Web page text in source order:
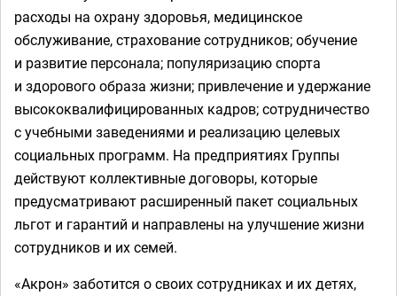
расходы на охрану здоровья, медицинское
обслуживание, страхование сотрудников; обучение
и развитие персонала; популяризацию спорта
и здорового образа жизни; привлечение и удержание
высококвалифицированных кадров; сотрудничество
с учебными заведениями и реализацию целевых
социальных программ. На предприятиях Группы
действуют коллективные договоры, которые
предусматривают расширенный пакет социальных
льгот и гарантий и направлены на улучшение жизни
сотрудников и их семей.
«Акрон» заботится о своих сотрудниках и их детях,